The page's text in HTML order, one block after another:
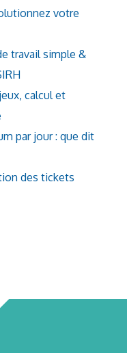
votre
travail simple &
calcul et
par jour : que dit
des tickets